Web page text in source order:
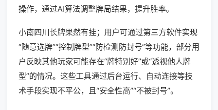
操作，通过AI算法调整牌局结果，提升胜率。
小南四川长牌果然有挂；用户可通过第三方软件实现
“随意选牌”“控制牌型”“防检测防封号”等功能，部分用
户反映其他玩家可能存在“牌特别好”或“透视他人牌
型”的情况。这些工具通过后台运行、自动连接等技
术手段实现不平公，且“安全性高”“不被封号”。